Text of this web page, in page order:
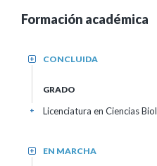
Formación académica
CONCLUIDA
+
GRADO
Licenciatura en Ciencias
+
EN MARCHA
+